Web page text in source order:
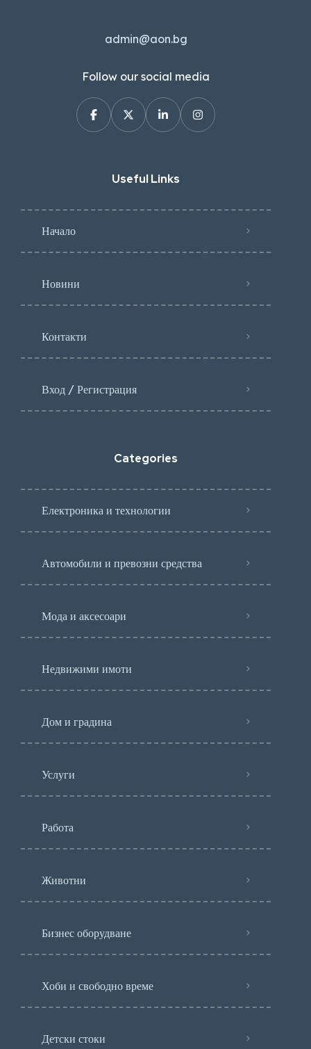
admin@aon.bg
Follow our social media
Useful Links
Начало
Новини
Контакти
Вход / Регистрация
Categories
Електроника и технологии
Автомобили и превозни средства
Мода и аксесоари
Недвижими имоти
Дом и градина
Услуги
Работа
Животни
Бизнес оборудване
Хоби и свободно време
Детски стоки